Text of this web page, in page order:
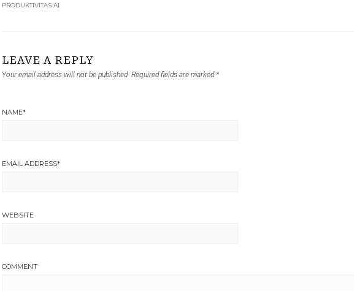
PRODUKTIVITAS AI
LEAVE A REPLY
Your email address will not be published. Required fields are marked *
NAME*
EMAIL ADDRESS*
WEBSITE
COMMENT